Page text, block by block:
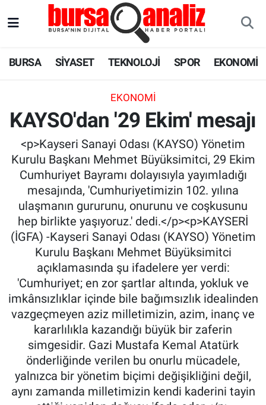
BURSA SİYASET TEKNOLOJİ SPOR EKONOMİ
EKONOMI
KAYSO'dan '29 Ekim' mesajı
<p>Kayseri Sanayi Odası (KAYSO) Yönetim
Kurulu Başkanı Mehmet Büyüksimitci, 29 Ekim
Cumhuriyet Bayramı dolayısıyla yayımladığı
mesajında, 'Cumhuriyetimizin 102. yılına
ulaşmanın gururunu, onurunu ve coşkusunu
hep birlikte yaşıyoruz.' dedi.</p><p>KAYSERİ
(İGFA) -Kayseri Sanayi Odası (KAYSO) Yönetim
Kurulu Başkanı Mehmet Büyüksimitci
açıklamasında şu ifadelere yer verdi:
'Cumhuriyet; en zor şartlar altında, yokluk ve
imkânsızlıklar içinde bile bağımsızlık idealinden
vazgeçmeyen aziz milletimizin, azim, inanç ve
kararlılıkla kazandığı büyük bir zaferin
simgesidir. Gazi Mustafa Kemal Atatürk
önderliğinde verilen bu onurlu mücadele,
yalnızca bir yönetim biçimi değişikliğini değil,
aynı zamanda milletimizin kendi kaderini tayin
SPOR
EKONOMİ
SAĞLIK
ASTROLOJİ
BLOG
Süper Lig Puan Durumu ve Fikstür
Tüm Manşetler
Son Dakika Haberleri
Haber Arşivi